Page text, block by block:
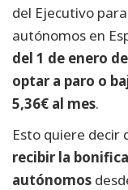
del Ejecutivo
autónomos en
del 1 de enero
optar a paro o
5,36€ al mes.
Esto quiere decir
recibir la
autónomos